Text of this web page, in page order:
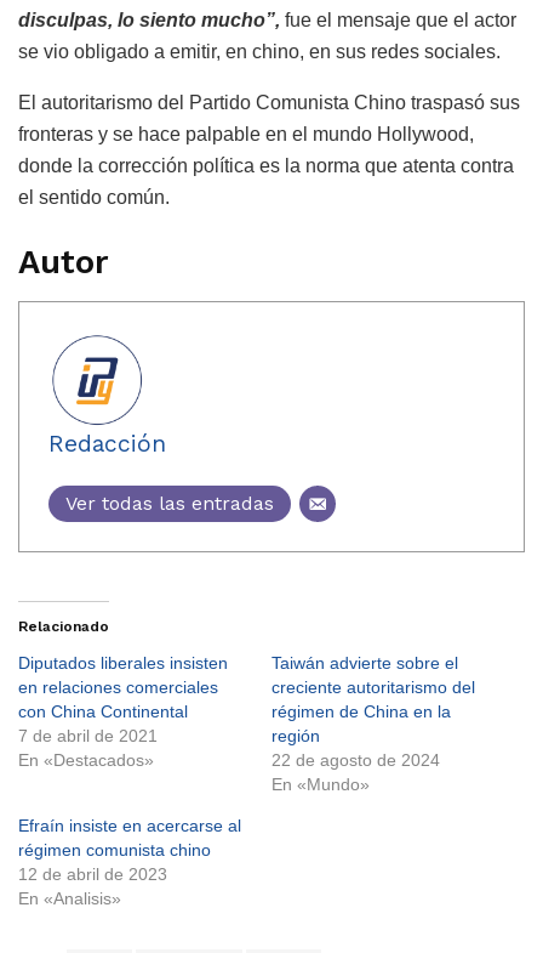
disculpas, lo siento mucho”, fue el mensaje que el actor
se vio obligado a emitir, en chino, en sus redes sociales.
El autoritarismo del Partido Comunista Chino traspasó sus
fronteras y se hace palpable en el mundo Hollywood,
donde la corrección política es la norma que atenta contra
el sentido común.
Autor
Redacción
Ver todas las entradas
Relacionado
Diputados liberales insisten
en relaciones comerciales
con China Continental
7 de abril de 2021
En «Destacados»
Taiwán advierte sobre el
creciente autoritarismo del
régimen de China en la
región
22 de agosto de 2024
En «Mundo»
Efraín insiste en acercarse al
régimen comunista chino
12 de abril de 2023
En «Analisis»